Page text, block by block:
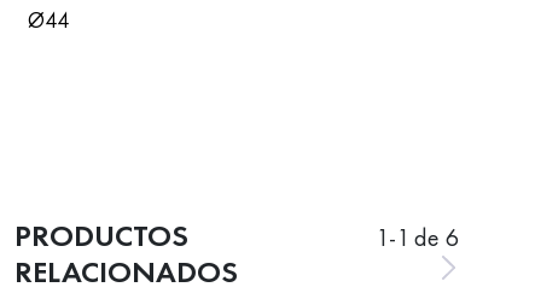
Ø44
PRODUCTOS
RELACIONADOS
1-1 de 6